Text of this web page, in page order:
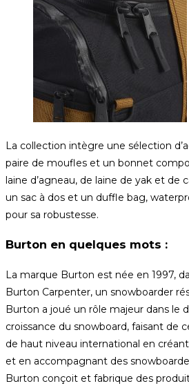
La collection intègre une sélection
paire de moufles et un bonnet
laine d’agneau, de laine de yak et de
un sac à dos et un duffle bag,
pour sa robustesse.
Burton en quelques mots :
La marque Burton est née en 1997,
Burton Carpenter, un snowboarder
Burton a joué un rôle majeur dans le
croissance du snowboard, faisant de
de haut niveau international en
et en accompagnant des
Burton conçoit et fabrique des